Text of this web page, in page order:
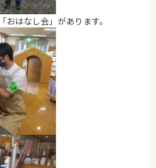
はなし会」があります。